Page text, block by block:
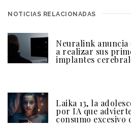
NOTICIAS RELACIONADAS
Neuralink anuncia
a realizar sus
implantes
Laika 13, la
por IA que
consumo excesivo